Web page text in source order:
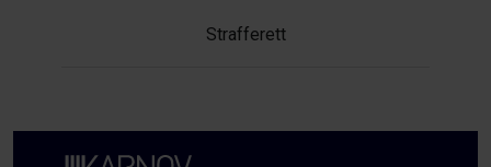
Strafferett